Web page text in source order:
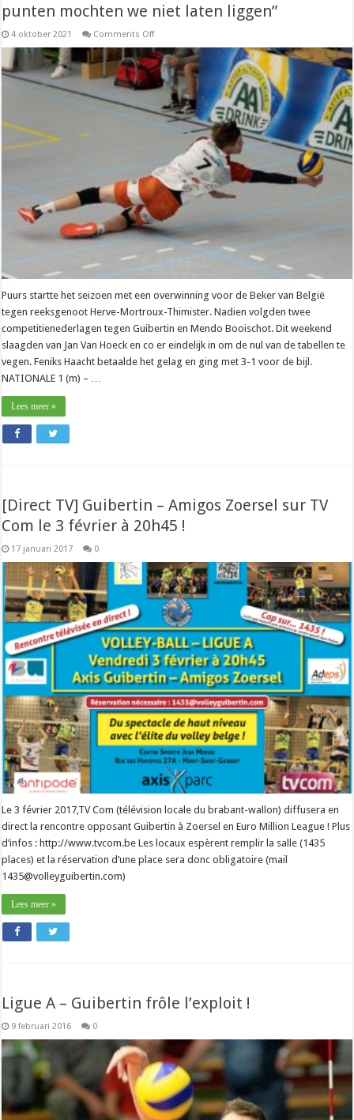
punten mochten we niet laten liggen”
4 oktober 2021 Comments Offon
–
Jan
Van
Hoeck
(Puurs):
“Deze
drie
punten
mochten
laten
liggen”
Puurs startte het seizoen met een overwinning voor de Beker van België
tegen reeksgenoot Herve-Mortroux-Thimister. Nadien volgden twee
competitienederlagen tegen Guibertin en Mendo Booischot. Dit weekend
slaagden van Jan Van Hoeck en co er eindelijk in om de nul van de tabellen te
vegen. Feniks Haacht betaalde het gelag en ging met 3-1 voor de bijl.
NATIONALE 1 (m) – …
Lees meer »
[Direct TV] Guibertin – Amigos Zoersel sur TV
Com le 3 février à 20h45 !
17 januari 2017 0
Le 3 février 2017,TV Com (télévision locale du brabant-wallon) diffusera en
direct la rencontre opposant Guibertin à Zoersel en Euro Million League ! Plus
d’infos : http://www.tvcom.be Les locaux espèrent remplir la salle (1435
places) et la réservation d’une place sera donc obligatoire (mail
1435@volleyguibertin.com)
Lees meer »
Ligue A – Guibertin frôle l’exploit !
9 februari 2016 0